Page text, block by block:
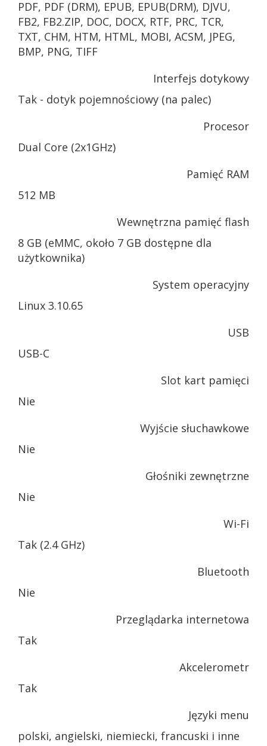
PDF, PDF (DRM), EPUB, EPUB(DRM), DJVU,
FB2, FB2.ZIP, DOC, DOCX, RTF, PRC, TCR,
TXT, CHM, HTM, HTML, MOBI, ACSM, JPEG,
BMP, PNG, TIFF
Interfejs dotykowy
Tak - dotyk pojemnościowy (na palec)
Procesor
Dual Core (2x1GHz)
Pamięć RAM
512 MB
Wewnętrzna pamięć flash
8 GB (eMMC, około 7 GB dostępne dla
użytkownika)
System operacyjny
Linux 3.10.65
USB
USB-C
Slot kart pamięci
Nie
Wyjście słuchawkowe
Nie
Głośniki zewnętrzne
Nie
Wi-Fi
Tak (2.4 GHz)
Bluetooth
Nie
Przeglądarka internetowa
Tak
Akcelerometr
Tak
Języki menu
polski, angielski, niemiecki, francuski i inne